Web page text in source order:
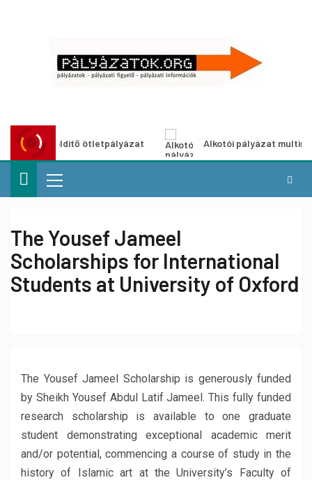
ötletpályázat Alkotói pályázat multimédia-
The Yousef Jameel
Scholarships for International
Students at University of Oxford
The Yousef Jameel Scholarship is generously funded
by Sheikh Yousef Abdul Latif Jameel. This fully funded
research scholarship is available to one graduate
student demonstrating exceptional academic merit
and/or potential, commencing a course of study in the
history of Islamic art at the University’s Faculty of